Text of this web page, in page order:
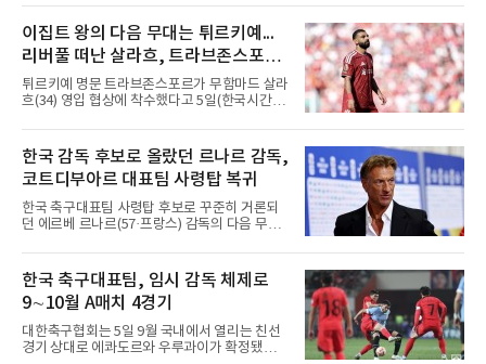
류를 앞둔 각오가 담겼다.구단이 파리 생제르맹
(PSG) 소속이던 그와의 계약을 알린 것은 지난
달 25일이다. 계약은 2031년 6월 30일까지이며,
현지 매체는 이적료를 3천500만유로에 옵션
500만유로가 붙는 조건으로 전했다.영상에서 이
강인은 유창한 스페인어로 훌륭한 클럽에 합류
하게 돼 기쁘다는 인사를 건넸다. 동료와 감독,
나지 못했다. 스페인행을 계획했으나 2022 항저
우 아시안게임 금메달에 따른 병역
이집트 왕의 다음 무대는 튀르키예...
리버풀 떠난 살라흐, 트라브존스포르
입단 초읽기
튀르키예 명문 트라브존스포르가 무함마드 살라
흐(34) 영입 협상에 착수했다고 5일(한국시간)
된 이집트 대표팀 공격수의 입단이 초읽기에 들
어갔다.구단은 살라흐가 현지시간 5일 낮 12시
이스탄불에 입국해 같은 날 저녁 트라브존에 도
착한다는 일정을 함께 공개했다. 환영 행사 시간
과 세부 내용은 공식 채널로 알리겠다고 했다.에
르투룰 도안 회장은 발표 직후 A스포르와 만나
아직 이적이 마무리된 단계는 아니라고 선을 그
예정이라고 로이터통신을 통해 밝혔다. 시점을
못 박지는 않았으나 현지시간
한국 감독 후보로 올랐던 르나르 감독,
코트디부아르 대표팀 사령탑 복귀
한국 축구대표팀 사령탑 후보로 꾸준히 거론되
던 에르베 르나르(57·프랑스) 감독의 다음 무대
시간) 르나르 감독을 대표팀 사령탑으로 선임했
다고 발표했다. 2014~2015년에 이은 두 번째 부
임으로, 당시 그는 팀에 2015 아프리카 네이션
스컵 우승을 안겼다.전임 에메르스 파에 감독은
2023 네이션스컵 우승과 2026 북중미 월드컵
사상 첫 토너먼트 진출을 이끌었으나 32강에서
노르웨이에 1-2로 진 뒤 계약 연장에 실패했다.
한국 축구대표팀, 임시 감독 체제로
9∼10월 A매치 4경기
대한축구협회는 5일 9월 국내에서 열리는 친선
경기 상대로 에콰도르와 우루과이가 확정됐다고